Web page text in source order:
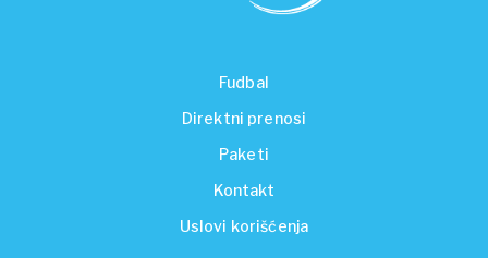
Fudbal
Direktni prenosi
Paketi
Kontakt
Uslovi korišćenja